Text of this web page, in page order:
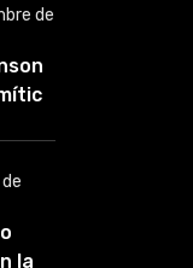
a
un
mi
de
las